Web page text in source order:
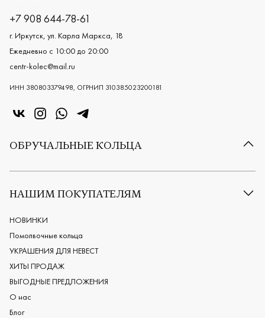
+7 908 644-78-61
г. Иркутск, ул. Карла Маркса, 18
Ежедневно с 10:00 до 20:00
centr-kolec@mail.ru
ИНН 380803379498, ОГРНИП 310385023200181
«Центр колец» в VK
«Центр колец» в Instagram
«Центр колец» в Whatsapp
«Центр колец» в Telegram
ОБРУЧАЛЬНЫЕ КОЛЬЦА
Все обручальные кольца
Европейские обручальные кольца
Мужские обручальные кольца
Женские обручальные кольца
Обручальные кольца из платины
Дизайнерские обручальные кольца
Черные обручальные кольца
НАШИМ ПОКУПАТЕЛЯМ
НОВИНКИ
Помолвочные кольца
УКРАШЕНИЯ ДЛЯ НЕВЕСТ
ХИТЫ ПРОДАЖ
ВЫГОДНЫЕ ПРЕДЛОЖЕНИЯ
О нас
Блог